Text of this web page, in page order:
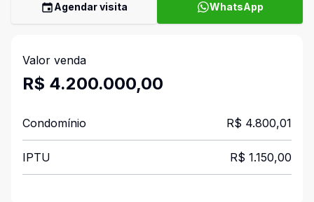
Agendar visita WhatsApp
Valor venda
R$ 4.200.000,00
Condomínio R$ 4.800,01
IPTU R$ 1.150,00